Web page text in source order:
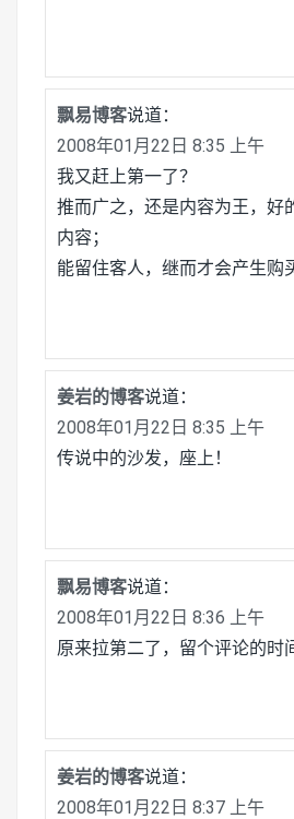
飘易博客说道：
2008年01月22日 8:35 上午
我又赶上第一了？
推而广之，还是内容为王，好
内容；
能留住客人，继而才会产生购
姜岩的博客说道：
2008年01月22日 8:35 上午
传说中的沙发，座上！
飘易博客说道：
2008年01月22日 8:36 上午
原来拉第二了，留个评论的时
姜岩的博客说道：
2008年01月22日 8:37 上午